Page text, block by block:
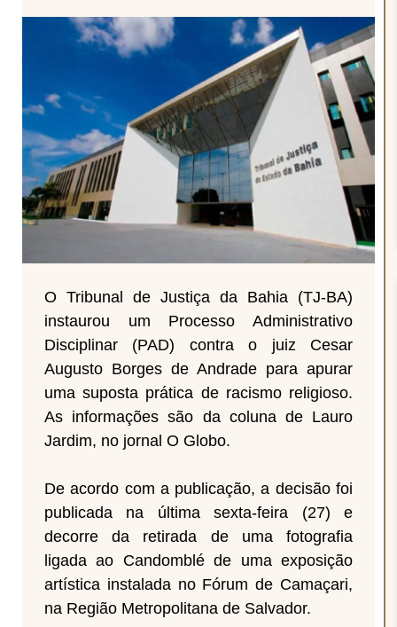
O Tribunal de Justiça da Bahia (TJ-BA)
instaurou um Processo Administrativo
Disciplinar (PAD) contra o juiz Cesar
Augusto Borges de Andrade para apurar
uma suposta prática de racismo religioso.
As informações são da coluna de Lauro
Jardim, no jornal O Globo.
De acordo com a publicação, a decisão foi
publicada na última sexta-feira (27) e
decorre da retirada de uma fotografia
ligada ao Candomblé de uma exposição
artística instalada no Fórum de Camaçari,
na Região Metropolitana de Salvador.